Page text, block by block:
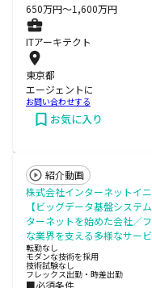
650万円〜1,600万円
ITアーキテクト
東京都
エージェントに
お問い合わせする
お気に入り
紹介動画
株式会社インターネットイ
【ビッグデータ基盤システ
ターネットを始めた会社／
な業界を支える多様なサー
転勤なし
モダンな技術を採用
技術試験なし
フレックス出勤・時差出勤